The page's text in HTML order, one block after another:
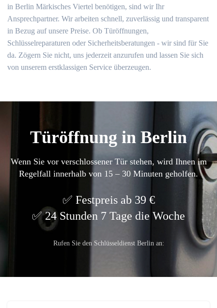
in Berlin Märkisches Viertel benötigen, sind wir Ihr
Ansprechpartner. Wir arbeiten schnell, zuverlässig und transparent
in Bezug auf unsere Preise. Ob Türöffnungen,
Schlüsselreparaturen oder Sicherheitsberatungen - wir sind für Sie
da. Zögern Sie nicht, uns jederzeit anzurufen und lassen Sie sich
von unserem erstklassigen Service überzeugen.
Türöffnung in Berlin
Wenn Sie vor verschlossener Tür stehen, wird Ihnen im
Regelfall innerhalb von 15 – 30 Minuten geholfen.
Festpreis ab 39 €
24 Stunden 7 Tage die Woche
Rufen Sie den Schlüsseldienst Berlin an: